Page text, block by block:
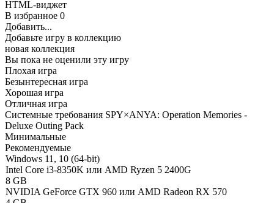
HTML-виджет
В избранное 0
Добавить...
Добавьте игру в коллекцию
новая коллекция
Вы пока не оценили эту игру
Плохая игра
Безынтересная игра
Хорошая игра
Отличная игра
Системные требования SPY×ANYA: Operation Memories -
Deluxe Outing Pack
Минимальные
Рекомендуемые
Windows 11, 10 (64-bit)
Intel Core i3-8350K или AMD Ryzen 5 2400G
8 GB
NVIDIA GeForce GTX 960 или AMD Radeon RX 570